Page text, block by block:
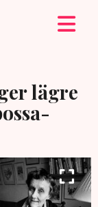
lägre